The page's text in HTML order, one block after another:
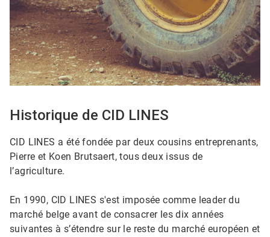
Historique de CID LINES
CID LINES a été fondée par deux cousins entreprenants,
Pierre et Koen Brutsaert, tous deux issus de
l’agriculture.
En 1990, CID LINES s'est imposée comme leader du
marché belge avant de consacrer les dix années
suivantes à s’étendre sur le reste du marché européen et